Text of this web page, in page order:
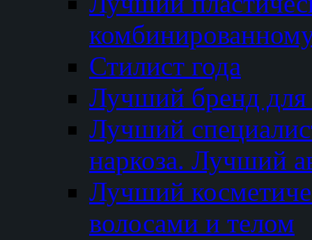
Стилист года
Лучший бренд
Лучший
наркоза. Лучший
Лучший
волосами и телом